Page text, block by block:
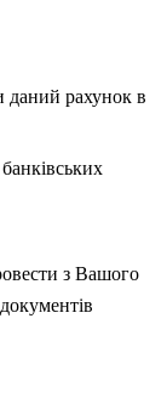
даний рахунок в
з Вашого